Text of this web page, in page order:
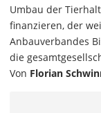
Umbau der
finanzieren, der
Anbauverbandes
die
Von Florian